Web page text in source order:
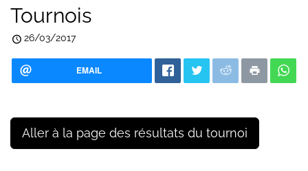
Tournois
26/03/2017
EMAIL
Aller à la page des résultats du tournoi